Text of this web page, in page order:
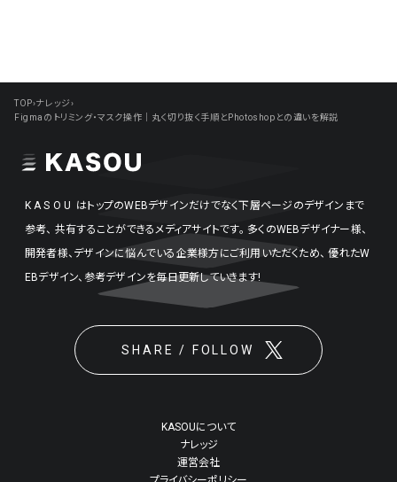
TOP›ナレッジ›
Figmaのトリミング・マスク操作｜丸く切り抜く手順とPhotoshopとの違いを解説
KASOU はトップのWEBデザインだけでなく下層ページのデザインまで
参考、 共有することができるメディアサイトです。 多くのWEBデザイナー様、
開発者様、デザインに悩んでいる企業様方にご利用いただくため、 優れたW
EBデザイン、参考デザインを毎日更新していきます!
SHARE / FOLLOW
KASOUについて
ナレッジ
運営会社